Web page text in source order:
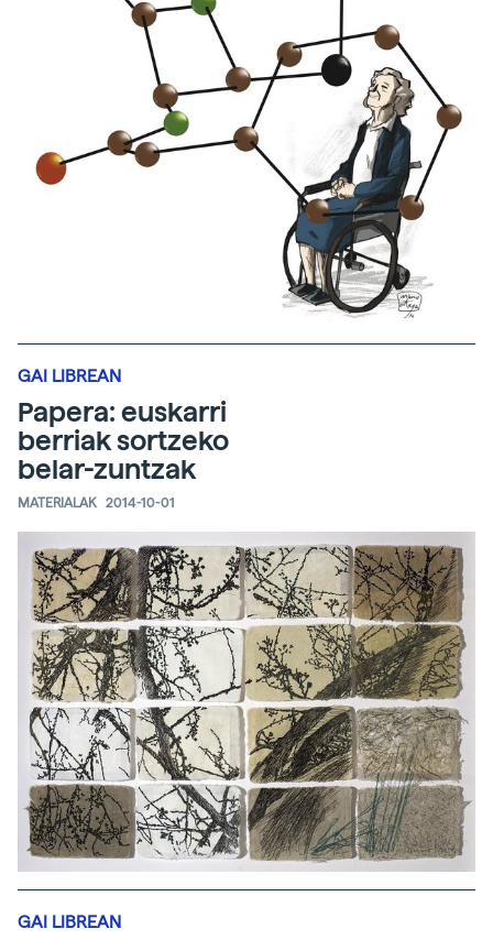
GAI LIBREAN
Papera: euskarri
berriak sortzeko
belar-zuntzak
MATERIALAK 2014-10-01
GAI LIBREAN